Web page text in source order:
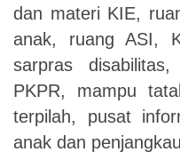
dan materi KIE,
anak, ruang ASI,
sarpras
PKPR, mampu
terpilah, pusat
anak dan